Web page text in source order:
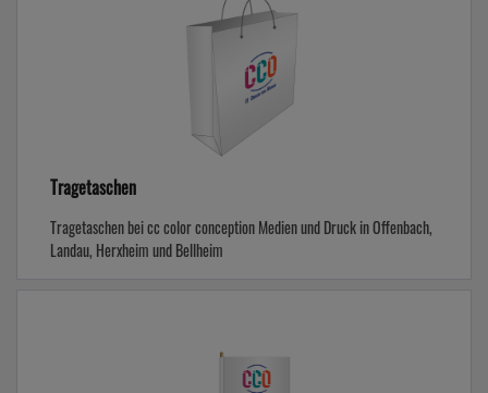
Tragetaschen
Tragetaschen bei cc color conception Medien und Druck in Offenbach,
Landau, Herxheim und Bellheim